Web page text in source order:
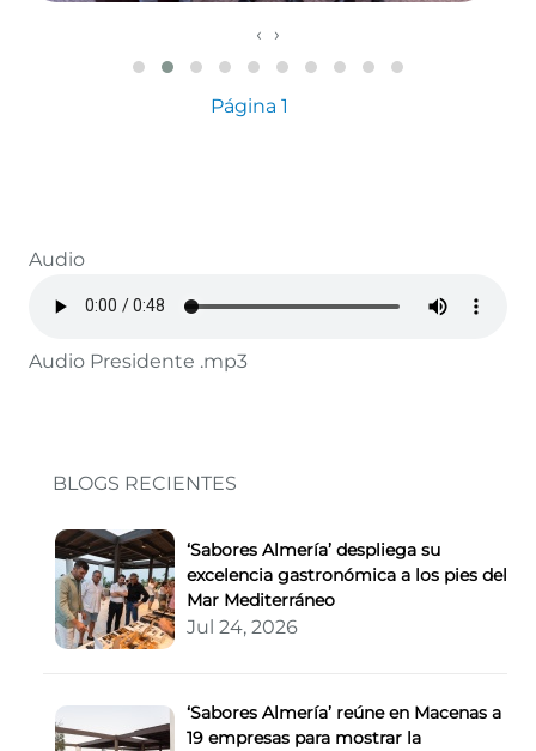
‹ ›
Página 1
Audio
Audio Presidente .mp3
BLOGS RECIENTES
‘Sabores Almería’ despliega su
excelencia gastronómica a los pies del
Mar Mediterráneo
Jul 24, 2026
‘Sabores Almería’ reúne en Macenas a
19 empresas para mostrar la